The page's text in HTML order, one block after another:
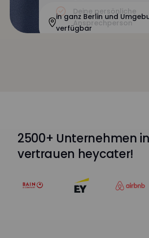
Deine persönliche
Ansprechperson
in ganz Berlin und
verfügbar
2500+ Unternehmen
vertrauen heycater!